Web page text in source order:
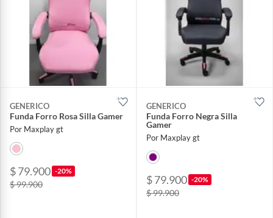
GENERICO
Funda Forro Rosa Silla Gamer
Por Maxplay gt
$ 79.900 -20%
$ 99.900
GENERICO
Funda Forro Negra Silla
Gamer
Por Maxplay gt
$ 79.900 -20%
$ 99.900